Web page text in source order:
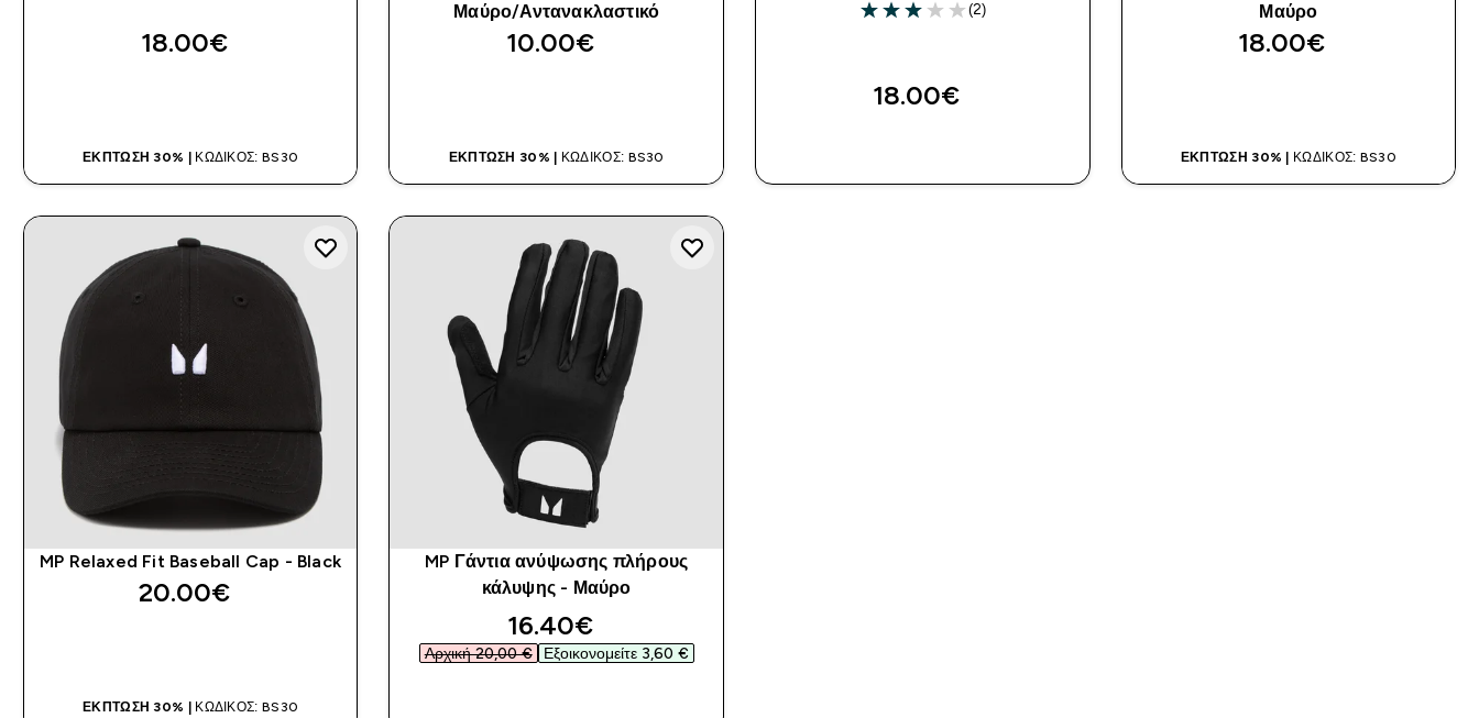
18.00€‎
ΈΚΠΤΩΣΗ 30% | ΚΩΔΙΚΌΣ: BS30
Μαύρο/Αντανακλαστικό
10.00€‎
ΈΚΠΤΩΣΗ 30% | ΚΩΔΙΚΌΣ: BS30
3 out of 5 stars
(2)
18.00€‎
Μαύρο
18.00€‎
ΈΚΠΤΩΣΗ 30% | ΚΩΔΙΚΌΣ: BS30
MP Relaxed Fit Baseball Cap - Black
20.00€‎
ΈΚΠΤΩΣΗ 30% | ΚΩΔΙΚΌΣ: BS30
MP Γάντια ανύψωσης πλήρους
κάλυψης - Μαύρο
discounted price
16.40€‎
Αρχική 20,00 €‎ Εξοικονομείτε 3,60 €‎